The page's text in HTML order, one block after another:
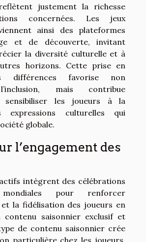
justement la richesse
concernées. Les jeux
ainsi des plateformes
et de découverte, invitant
la diversité culturelle et à
horizons. Cette prise en
différences favorise non
mais contribue
sensibiliser les joueurs à la
expressions culturelles qui
globale.
l’engagement des
intègrent des célébrations
pour renforcer
et la fidélisation des joueurs en
contenu saisonnier exclusif et
de contenu saisonnier crée
particulière chez les joueurs,